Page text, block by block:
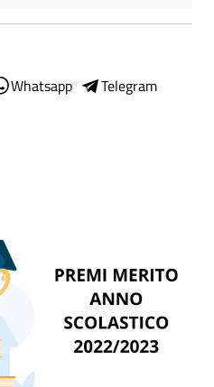
Whatsapp
Telegram